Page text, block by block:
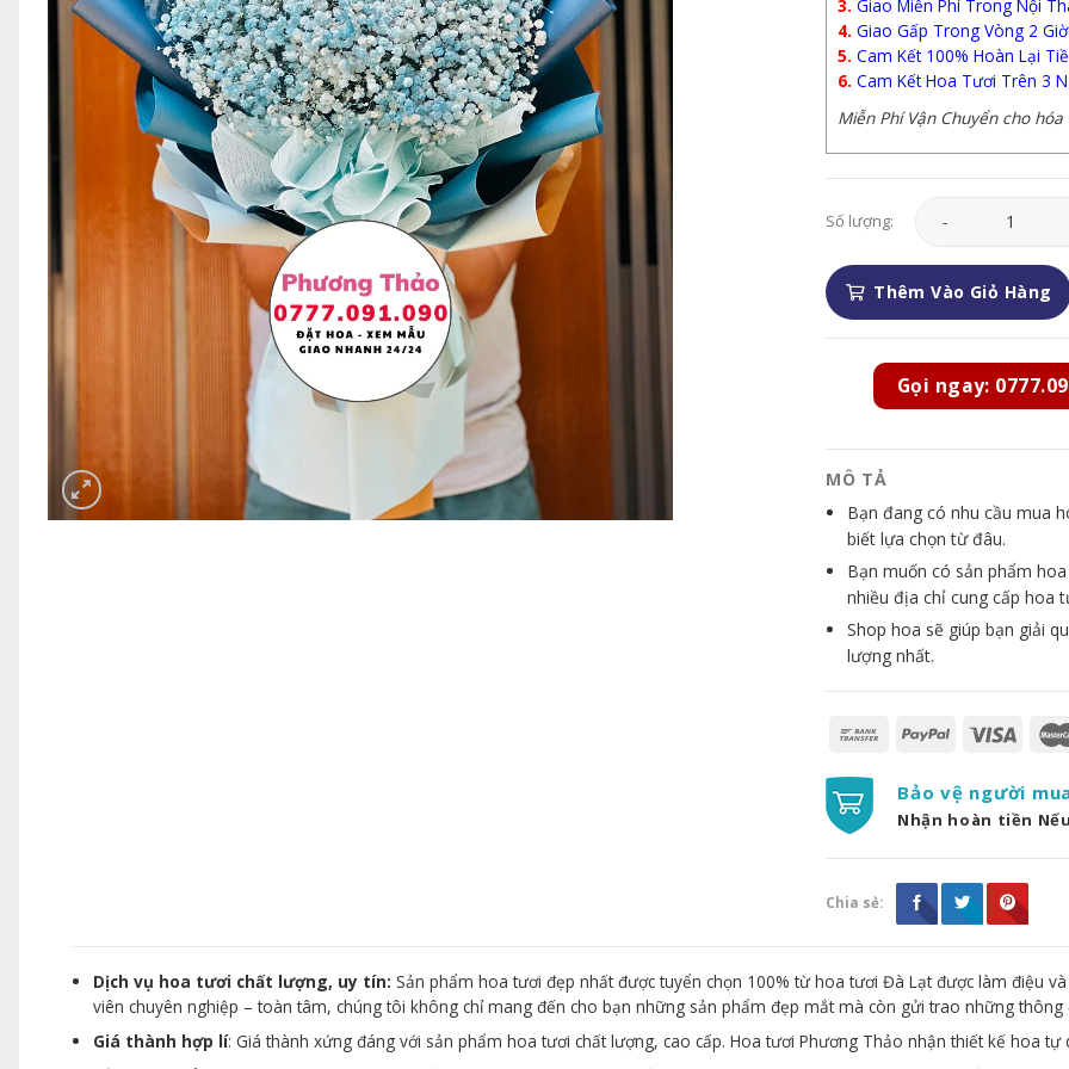
3. Giao Miễn Phí Trong Nội
4. Giao Gấp Trong Vòng 2 Giờ
5. Cam Kết 100% Hoàn Lại
6. Cam Kết Hoa Tươi Trên 3
Miễn Phí Vận Chuyển cho
Số lượng:
Hoa Tình Yêu -
Thêm Vào Giỏ Hàng
Gọi ngay:
MÔ TẢ
Bạn đang có nhu cầu mua
biết lựa chọn từ đâu.
Bạn muốn có sản phẩm
nhiều địa chỉ cung cấp hoa
Shop hoa sẽ giúp bạn giải
lượng nhất.
Bảo vệ người
Nhận hoàn tiền
Chia sẻ:
Dịch vụ hoa tươi chất lượng, uy tín: Sản phẩm hoa tươi đẹp nhất được tuyển chọn 100% từ hoa tươi Đà Lạt được làm điệu
viên chuyên nghiệp – toàn tâm, chúng tôi không chỉ mang đến cho bạn những sản phẩm đẹp mắt mà còn gửi trao những
Giá thành hợp lí: Giá thành xứng đáng với sản phẩm hoa tươi chất lượng, cao cấp. Hoa tươi Phương Thảo nhận thiết kế hoa